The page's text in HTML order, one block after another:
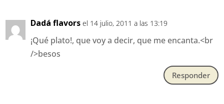
Dadá flavors el 14 julio, 2011 a las 13:19
¡Qué plato!, que voy a decir, que me encanta.<br
/>besos
Responder